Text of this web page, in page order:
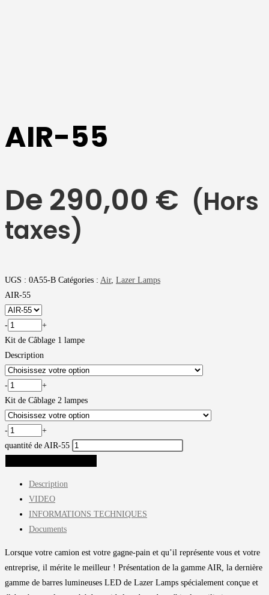
AIR-55
De 290,00 € (Hors
taxes)
UGS : 0A55-B Catégories : Air, Lazer Lamps
AIR-55
-
+
Kit de Câblage 1 lampe
Description
-
+
Kit de Câblage 2 lampes
-
+
quantité de AIR-55
Description
VIDEO
INFORMATIONS TECHNIQUES
Documents
Lorsque votre camion est votre gagne-pain et qu’il représente vous et votre
entreprise, il mérite le meilleur ! Présentation de la gamme AIR, la dernière
gamme de barres lumineuses LED de Lazer Lamps spécialement conçue et